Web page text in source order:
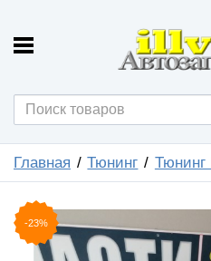
Главная Тюнинг Тюнинг
-23%